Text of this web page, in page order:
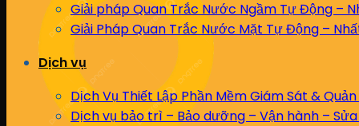
Giải pháp Quan Trắc Nước Ngầm Tự Động –
Giải Pháp Quan Trắc Nước Mặt Tự Động –
Dịch vụ
Dịch Vụ Thiết Lập Phần Mềm Giám Sát &
Dịch vụ bảo trì – Bảo dưỡng – Vận hành –